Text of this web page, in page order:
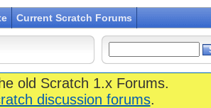
Current Scratch Forums
old Scratch 1.x Forums.
discussion forums.